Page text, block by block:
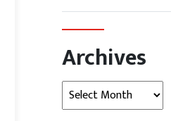
Archives
Archives